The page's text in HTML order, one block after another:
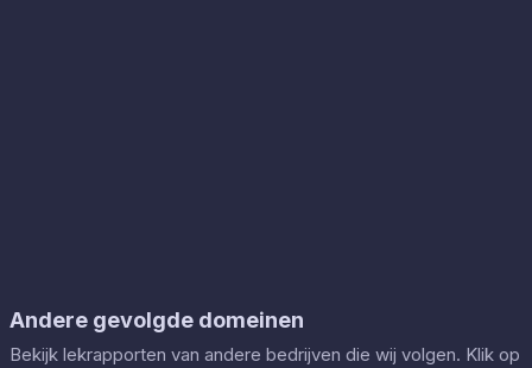
Andere gevolgde domeinen
Bekijk lekrapporten van andere bedrijven die wij volgen. Klik op